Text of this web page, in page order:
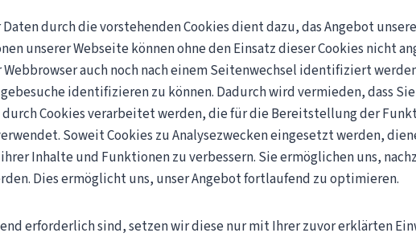
durch die vorstehenden Cookies dient dazu, das Angebot
unserer Webseite können ohne den Einsatz dieser Cookies nicht
auch noch nach einem Seitenwechsel identifiziert
identifizieren zu können. Dadurch wird vermieden, dass
Cookies verarbeitet werden, die für die Bereitstellung der
Soweit Cookies zu Analysezwecken eingesetzt werden,
Inhalte und Funktionen zu verbessern. Sie ermöglichen uns,
Dies ermöglicht uns, unser Angebot fortlaufend zu optimieren.
erforderlich sind, setzen wir diese nur mit Ihrer zuvor erklärten